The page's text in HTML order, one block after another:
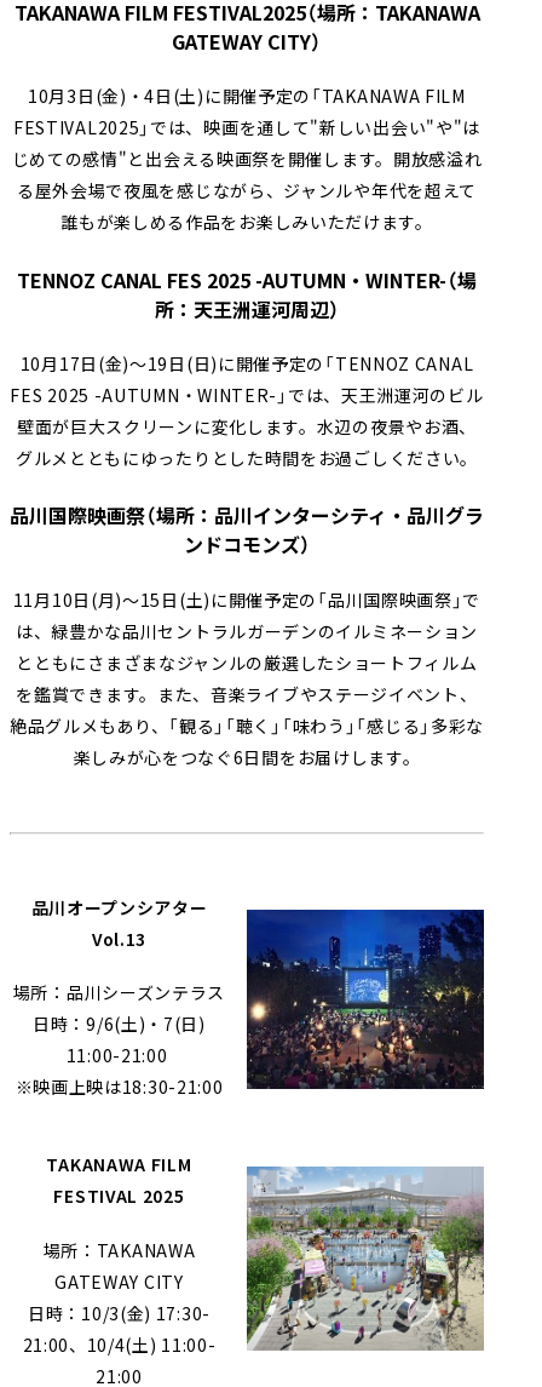
TAKANAWA FILM FESTIVAL2025（場所：TAKANAWA
GATEWAY CITY）
10月3日(金)・4日(土)に開催予定の「TAKANAWA FILM
FESTIVAL2025」では、映画を通して"新しい出会い"や"は
じめての感情"と出会える映画祭を開催します。開放感溢れ
る屋外会場で夜風を感じながら、ジャンルや年代を超えて
誰もが楽しめる作品をお楽しみいただけます。
TENNOZ CANAL FES 2025 -AUTUMN・WINTER-（場
所：天王洲運河周辺）
10月17日(金)～19日(日)に開催予定の「TENNOZ CANAL
FES 2025 -AUTUMN・WINTER-」では、天王洲運河のビル
壁面が巨大スクリーンに変化します。水辺の夜景やお酒、
グルメとともにゆったりとした時間をお過ごしください。
品川国際映画祭（場所：品川インターシティ・品川グラ
ンドコモンズ）
11月10日(月)〜15日(土)に開催予定の「品川国際映画祭」で
は、緑豊かな品川セントラルガーデンのイルミネーション
とともにさまざまなジャンルの厳選したショートフィルム
を鑑賞できます。また、音楽ライブやステージイベント、
絶品グルメもあり、「観る」「聴く」「味わう」「感じる」多彩な
楽しみが心をつなぐ6日間をお届けします。
品川オープンシアター
Vol.13
場所：品川シーズンテラス
日時：9/6(土)・7(日)
11:00-21:00
※映画上映は18:30-21:00
TAKANAWA FILM
FESTIVAL 2025
場所：TAKANAWA
GATEWAY CITY
日時：10/3(金) 17:30-
21:00、10/4(土) 11:00-
21:00